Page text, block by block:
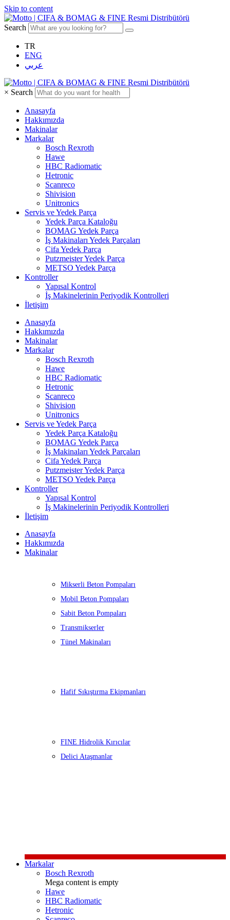
Skip to content
Search
TR
ENG
عربي
× Search
Anasayfa
Hakkımızda
Makinalar
Markalar
Bosch Rexroth
Hawe
HBC Radiomatic
Hetronic
Scanreco
Shivision
Unitronics
Servis ve Yedek Parça
Yedek Parça Kataloğu
BOMAG Yedek Parça
İş Makinaları Yedek Parçaları
Cifa Yedek Parça
Putzmeister Yedek Parça
METSO Yedek Parça
Kontroller
Yapısal Kontrol
İş Makinelerinin Periyodik Kontrolleri
İletişim
Anasayfa
Hakkımızda
Makinalar
Markalar
Bosch Rexroth
Hawe
HBC Radiomatic
Hetronic
Scanreco
Shivision
Unitronics
Servis ve Yedek Parça
Yedek Parça Kataloğu
BOMAG Yedek Parça
İş Makinaları Yedek Parçaları
Cifa Yedek Parça
Putzmeister Yedek Parça
METSO Yedek Parça
Kontroller
Yapısal Kontrol
İş Makinelerinin Periyodik Kontrolleri
İletişim
Anasayfa
Hakkımızda
Makinalar
Mikserli Beton Pompaları
Mobil Beton Pompaları
Sabit Beton Pompaları
Transmikserler
Tünel Makinaları
Hafif Sıkıştırma Ekipmanları
FINE Hidrolik Kırıcılar
Delici Ataşmanlar
Markalar
Bosch Rexroth
Mega content is empty
Hawe
HBC Radiomatic
Hetronic